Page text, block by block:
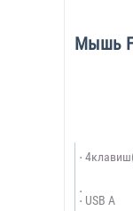
Мышь
USB A